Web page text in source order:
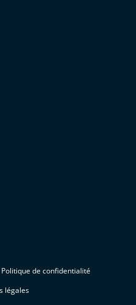
Politique de confidentialité
légales